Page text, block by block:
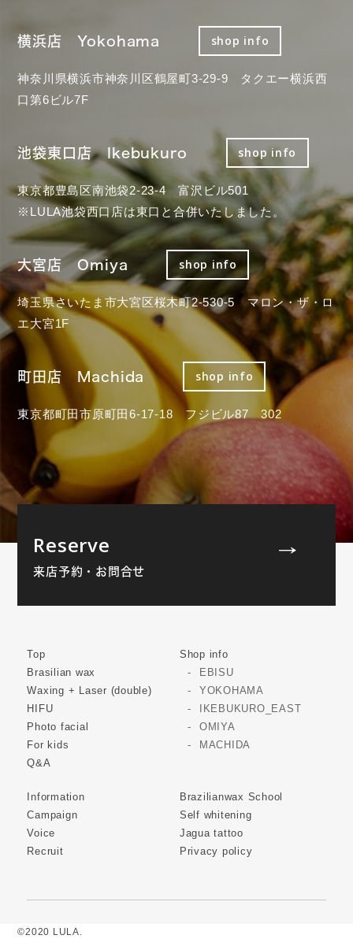
横浜店 Yokohama shop info
神奈川県横浜市神奈川区鶴屋町3-29-9 タクエー横浜西
口第6ビル7F
池袋東口店 Ikebukuro shop info
東京都豊島区南池袋2-23-4 富沢ビル501
※LULA池袋西口店は東口と合併いたしました。
大宮店 Omiya shop info
埼玉県さいたま市大宮区桜木町2-530-5 マロン・ザ・ロ
エ大宮1F
町田店 Machida shop info
東京都町田市原町田6-17-18 フジビル87 302
Reserve
来店予約・お問合せ
Top
Brasilian wax
Waxing + Laser (double)
HIFU
Photo facial
For kids
Q&A
Shop info
EBISU
YOKOHAMA
IKEBUKURO_EAST
OMIYA
MACHIDA
Information
Campaign
Voice
Recruit
Brazilianwax School
Self whitening
Jagua tattoo
Privacy policy
©2020 LULA.